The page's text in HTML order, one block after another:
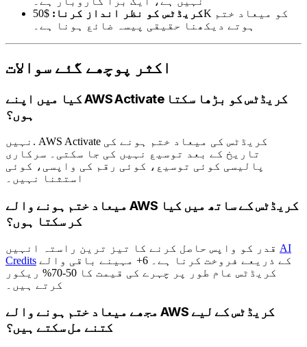
کریڈٹس کو نظر انداز کرنا:
$50K کو میعاد ختم
ہوتے دیکھنا حقیقی پیسہ ضائع ہونا ہے۔
اکثر پوچھے گئے سوالات
کیا میں اپنے AWS Activate کریڈٹس کو بڑھا سکتا
ہوں؟
نہیں. AWS Activate کریڈٹس کی میعاد ختم ہونے کی
تاریخ کے بعد توسیع نہیں کی جا سکتی۔ سرکاری
پالیسی کوئی توسیع، کوئی رقم کی واپسی، کوئی
استثنا نہیں۔
میعاد ختم ہونے والے AWS کریڈٹس کے ساتھ میں کیا
کر سکتا ہوں؟
AI
Credits
کریڈٹس عام طور پر چہرے کی قیمت کا 50-70% ریکور
کرتے ہیں۔
مجھے میعاد ختم ہونے والے AWS کریڈٹس کے لیے
کتنے مل سکتے ہیں؟